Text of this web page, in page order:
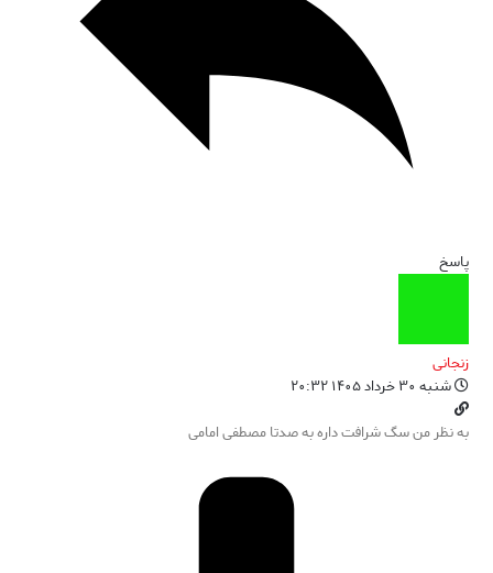
پاسخ
زنجانی
شنبه ۳۰ خرداد ۱۴۰۵ ۲۰:۳۲
به نظر من سگ شرافت داره به صدتا مصطفی امامی